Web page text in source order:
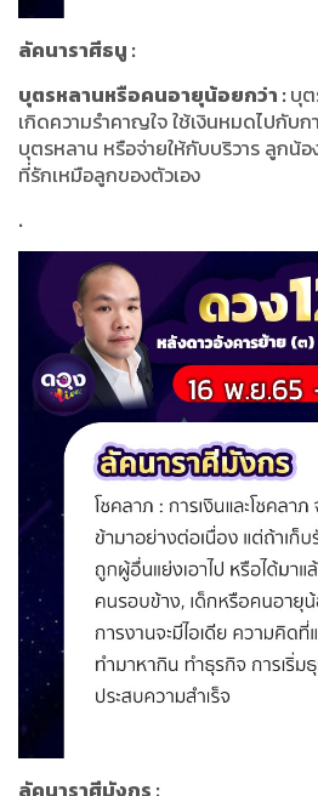
ลัคนาราศีธนู :
บุตรหลานหรือคนอายุน้อยกว่า :บุต
เกิดความรำคาญใจ ใช้เงินหมดไปกับก
บุตรหลาน หรือจ่ายให้กับบริวาร ลูกน้
ที่รักเหมือลูกของตัวเอง
.
ลัคนาราศีมังกร :